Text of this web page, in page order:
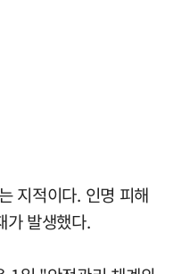
지적이다. 인명 피해
가 발생했다.